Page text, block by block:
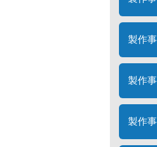
製作
製作
製作